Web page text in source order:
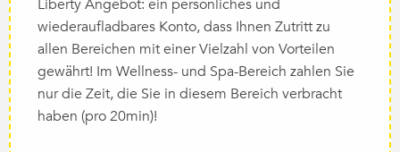
Liberty Angebot: ein persönliches und
wiederaufladbares Konto, dass Ihnen Zutritt zu
allen Bereichen mit einer Vielzahl von Vorteilen
gewährt! Im Wellness- und Spa-Bereich zahlen Sie
nur die Zeit, die Sie in diesem Bereich verbracht
haben (pro 20min)!